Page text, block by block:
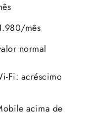
mês
normal
Fi: acréscimo
acima de